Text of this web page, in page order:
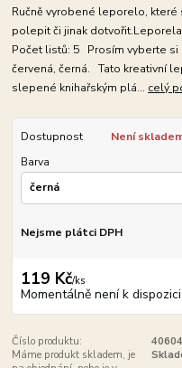
Ručně vyrobené leporelo,
polepit či jinak
Počet listů: 5 Prosím vyberte si
červená, černá. Tato kreativní
slepené knihařským plá... celý
Dostupnost
Není
Barva
Nejsme plátci DPH
119 Kč/ks
Momentálně není k dispozici
Číslo produktu:
Máme produkt skladem, je